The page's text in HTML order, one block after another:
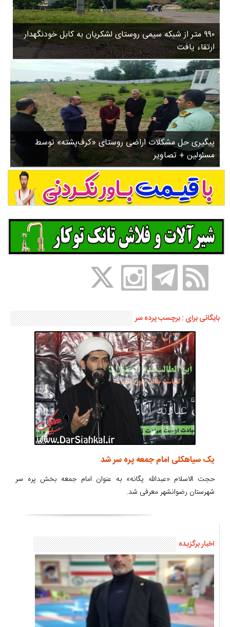
روستاها
ورزشی
سیاسی
چندرسانه ای
مسیر گردشگری دیلمان
درباره ما
۹۹۰ متر از شبکه سیمی روستای لشکریان به کابل خودنگهدار
ارتقاء یافت
پیگیری حل مشکلات اراضی روستای «کرف‌پشته» توسط
مسئولین + تصاویر
۳
۵
۸
ب
ا
ز
ن
ش
س
ت
ش
د
.
بایگانی برای : برچسب پرده سر
یک سیاهکلی امام جمعه پره سر شد
حجت الاسلام «عبدالله یگانه» به عنوان امام جمعه بخش پره سر
شهرستان رضوانشهر معرفی شد.
اخبار برگزیده